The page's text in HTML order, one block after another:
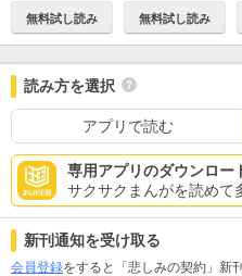
無料試し読み 無料試し読み
読み方を選択
アプリで読む
専用アプリのダウンロー
サクサクまんがを読めて
新刊通知を受け取る
会員登録をすると「悲しみの契約」新